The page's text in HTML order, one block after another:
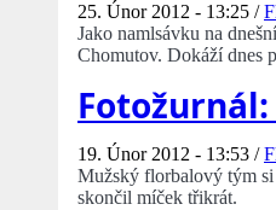
25. Únor 2012 - 13:25 /
Jako namlsávku na
Chomutov. Dokáží dnes
19. Únor 2012 - 13:53 /
Mužský florbalový tým
skončil míček třikrát.